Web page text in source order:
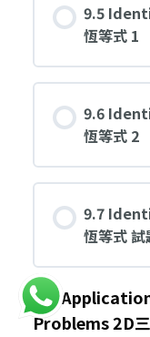
9.5
恆等式 1
9.6
恆等式 2
9.7
恆等式
9.8
Problems 2D